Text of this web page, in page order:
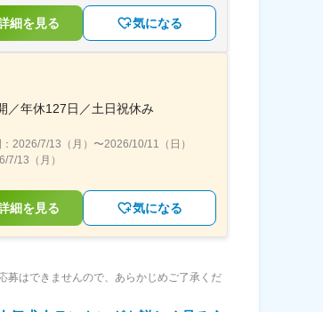
細を見る 気になる
／年休127日／土日祝休み
2026/7/13（月） 〜2026/10/11（日）
7/13（月）
細を見る 気になる
募はできませんので、あらかじめご了承くだ